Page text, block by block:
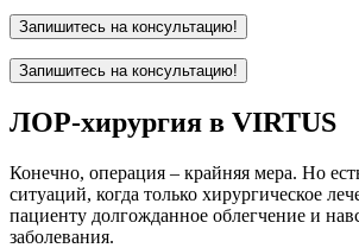
Запишитесь на консультацию!
Запишитесь на консультацию!
ЛОР-хирургия в VIRTUS
Конечно, операция – крайняя мера. Но
ситуаций, когда только хирургическое
пациенту долгожданное облегчение и
заболевания.